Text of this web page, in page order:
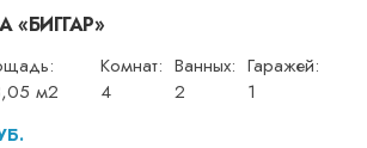
м2
Комнат:
4
Ванных:
2
Гаражей:
1